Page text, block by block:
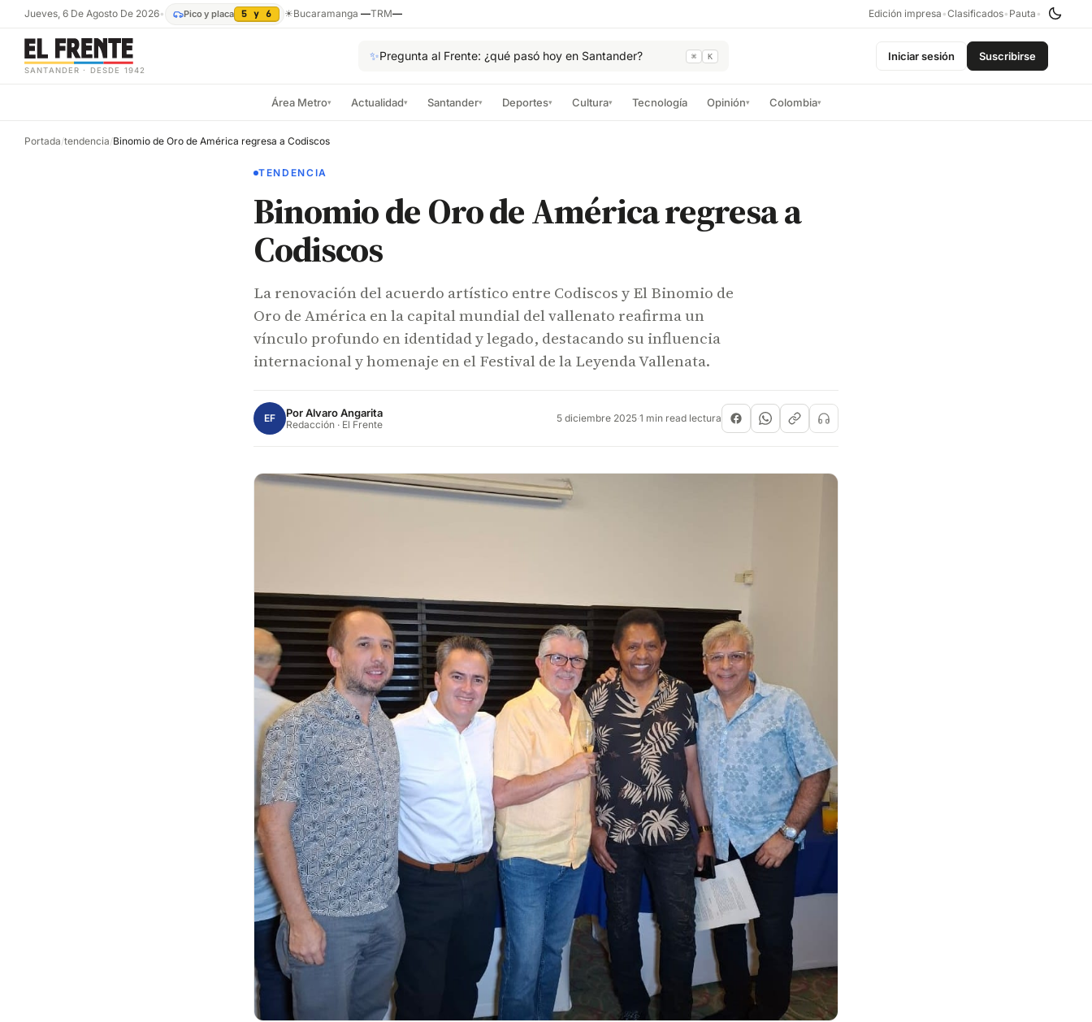
Jueves, 6 De Agosto De 2026• Pico y placa 5 y 6 ☀Bucaramanga —TRM— Edición impresa •Clasificados• Pauta •
SANTANDER · DESDE 1942
✨Pregunta al Frente: ¿qué pasó hoy en Santander? ⌘ K Iniciar sesión Suscribirse
Área Metro▾ Actualidad▾ Santander▾ Deportes▾ Cultura▾ Tecnología Opinión▾ Colombia▾
Portada/tendencia/Binomio de Oro de América regresa a Codiscos
TENDENCIA
Binomio de Oro de América regresa a
Codiscos
La renovación del acuerdo artístico entre Codiscos y El Binomio de
Oro de América en la capital mundial del vallenato reafirma un
vínculo profundo en identidad y legado, destacando su influencia
internacional y homenaje en el Festival de la Leyenda Vallenata.
EF PorAlvaro Angarita
Redacción · El Frente 5 diciembre 2025·1 min read lectura